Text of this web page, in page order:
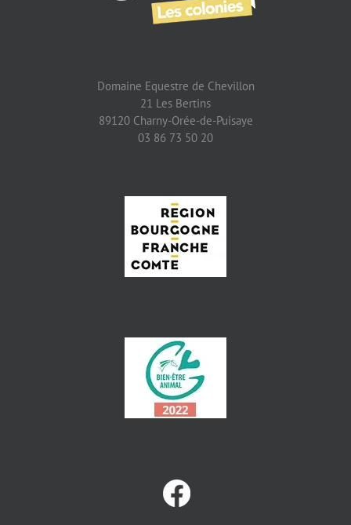
Domaine Equestre de Chevillon
21 Les Bertins
89120 Charny-Orée-de-Puisaye
03 86 73 50 20